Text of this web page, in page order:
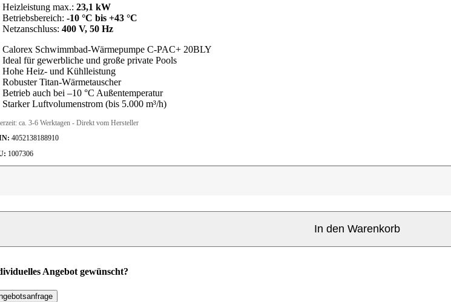
Heizleistung max.: 23,1 kW
Betriebsbereich: -10 °C bis +43 °C
Netzanschluss: 400 V, 50 Hz
Calorex Schwimmbad-Wärmepumpe C-PAC+ 20BLY
Ideal für gewerbliche und große private Pools
Hohe Heiz- und Kühlleistung
Robuster Titan-Wärmetauscher
Betrieb auch bei –10 °C Außentemperatur
Starker Luftvolumenstrom (bis 5.000 m³/h)
ca. 3-6 Werktagen - Direkt vom Hersteller
4052138188910
1007306
In den Warenkorb
Angebot gewünscht?